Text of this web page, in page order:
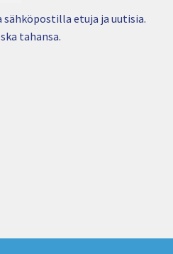
etuja ja uutisia.
tahansa.